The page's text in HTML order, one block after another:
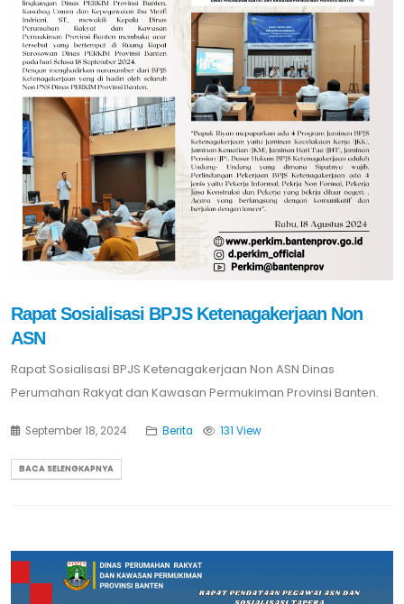
Rapat Sosialisasi BPJS Ketenagakerjaan Non
ASN
Rapat Sosialisasi BPJS Ketenagakerjaan Non ASN Dinas
Perumahan Rakyat dan Kawasan Permukiman Provinsi Banten.
September 18, 2024 Berita 131 View
BACA SELENGKAPNYA